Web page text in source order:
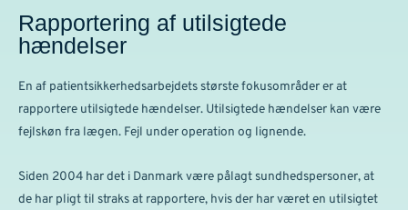
Rapportering af utilsigtede
hændelser
En af patientsikkerhedsarbejdets største fokusområder er at
rapportere utilsigtede hændelser. Utilsigtede hændelser kan være
fejlskøn fra lægen. Fejl under operation og lignende.
Siden 2004 har det i Danmark være pålagt sundhedspersoner, at
de har pligt til straks at rapportere, hvis der har været en utilsigtet